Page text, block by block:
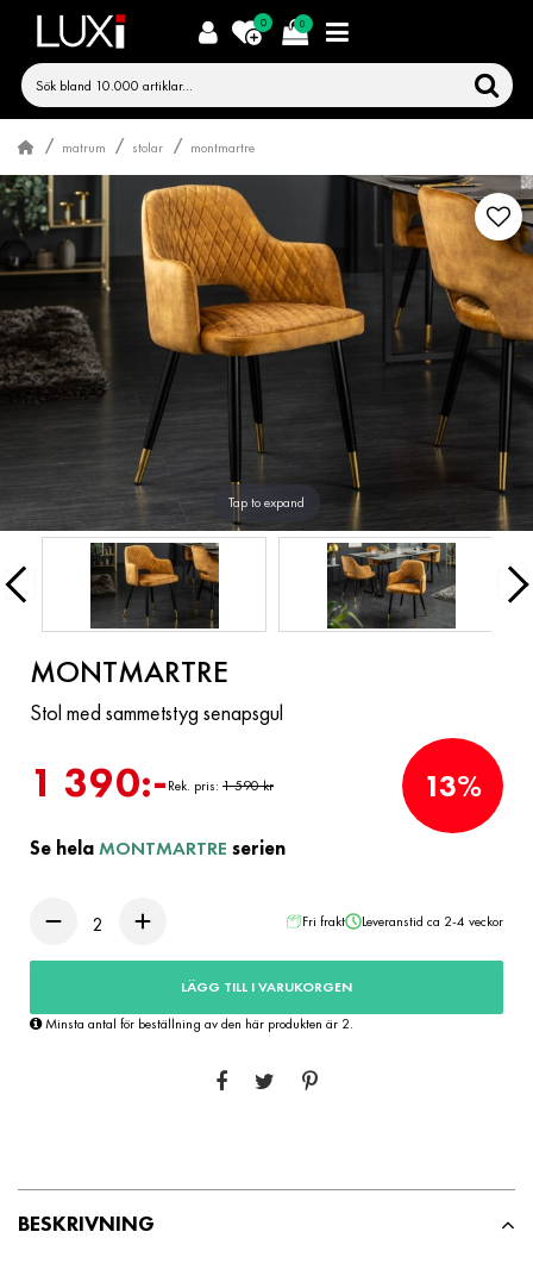
0 0
matrum stolar montmartre
Tap to expand
MONTMARTRE
Stol med sammetstyg senapsgul
1 390:-Rek. pris: 1 590 kr 13%
Se helaMONTMARTRE serien
Fri frakt Leveranstid ca 2-4 veckor
LÄGG TILL I VARUKORGEN
Minsta antal för beställning av den här produkten är 2.
BESKRIVNING